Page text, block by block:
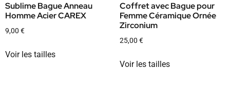
Sublime Bague Anneau
Homme Acier CAREX
9,00 €
Voir les tailles
Coffret avec Bague pour
Femme Céramique Ornée
Zirconium
25,00 €
Voir les tailles